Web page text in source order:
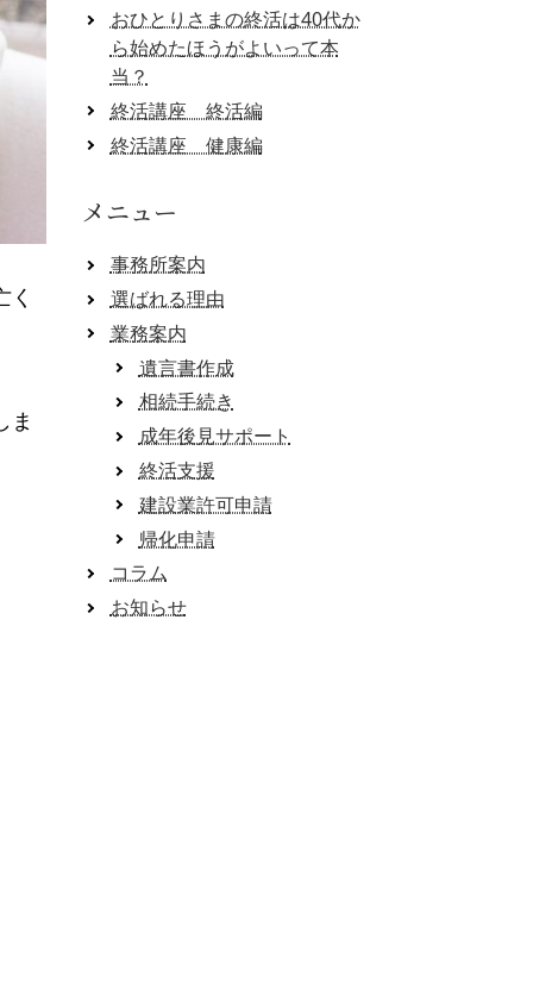
ま
おひとりさまの終活は40代か
ら始めたほうがよいって本
当？
終活講座 終活編
終活講座 健康編
メニュー
事務所案内
選ばれる理由
業務案内
遺言書作成
相続手続き
成年後見サポート
終活支援
建設業許可申請
帰化申請
コラム
お知らせ